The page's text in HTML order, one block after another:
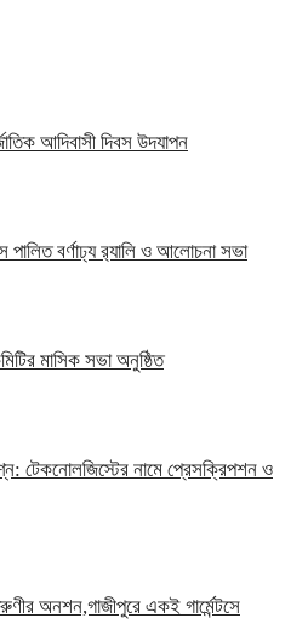
আদিবাসী দিবস উদযাপন
পালিত বর্ণাঢ্য র‍্যালি ও আলোচনা সভা
মাসিক সভা অনুষ্ঠিত
টেকনোলজিস্টের নামে প্রেসক্রিপশন ও
অনশন,গাজীপুরে একই গার্মেন্টসে